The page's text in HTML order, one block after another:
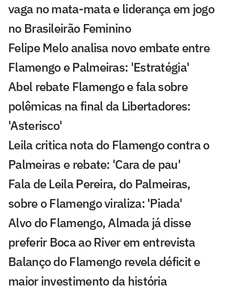
vaga no mata-mata e liderança em jogo
no Brasileirão Feminino
Felipe Melo analisa novo embate entre
Flamengo e Palmeiras: 'Estratégia'
Abel rebate Flamengo e fala sobre
polêmicas na final da Libertadores:
'Asterisco'
Leila critica nota do Flamengo contra o
Palmeiras e rebate: 'Cara de pau'
Fala de Leila Pereira, do Palmeiras,
sobre o Flamengo viraliza: 'Piada'
Alvo do Flamengo, Almada já disse
preferir Boca ao River em entrevista
Balanço do Flamengo revela déficit e
maior investimento da história